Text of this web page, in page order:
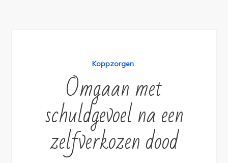
Koppzorgen
Omgaan met
schuldgevoel na een
zelfverkozen dood